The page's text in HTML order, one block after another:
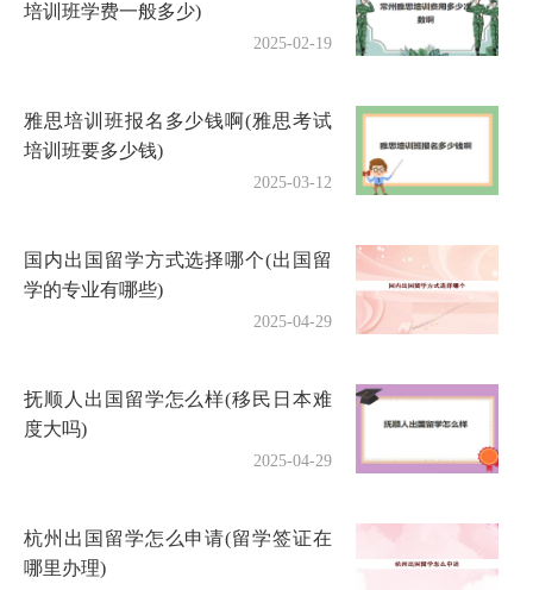
培训班学费一般多少)
2025-02-19
雅思培训班报名多少钱啊(雅思考试
培训班要多少钱)
2025-03-12
国内出国留学方式选择哪个(出国留
学的专业有哪些)
2025-04-29
抚顺人出国留学怎么样(移民日本难
度大吗)
2025-04-29
杭州出国留学怎么申请(留学签证在
哪里办理)